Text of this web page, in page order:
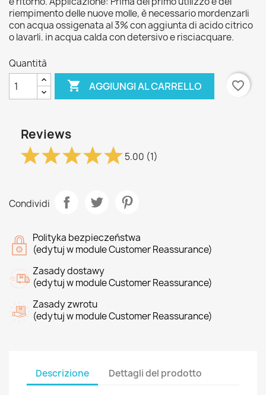
riempimento delle nuove molle, è necessario mordenzarli
con acqua ossigenata al 3% con aggiunta di acido citrico
o lavarli. in acqua calda con detersivo e risciacquare.
Quantità
 AGGIUNGI AL CARRELLO favorite_border
Reviews
5.00 (1)
Condividi
Polityka bezpieczeństwa
(edytuj w module Customer Reassurance)
Zasady dostawy
(edytuj w module Customer Reassurance)
Zasady zwrotu
(edytuj w module Customer Reassurance)
Descrizione Dettagli del prodotto